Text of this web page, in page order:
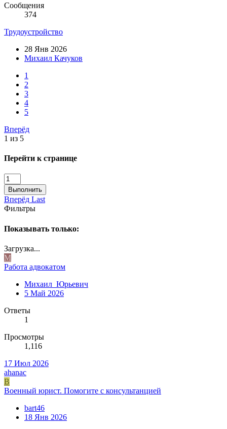
Сообщения
374
Трудоустройство
28 Янв 2026
Михаил Качуков
1
2
3
4
5
Вперёд
1 из 5
Перейти к странице
Выполнить
Вперёд Last
Фильтры
Показывать только:
Загрузка...
М
Работа адвокатом
Михаил_Юрьевич
5 Май 2026
Ответы
1
Просмотры
1,116
17 Июл 2026
ahanac
B
Военный юрист. Помогите с консультанцией
bart46
18 Янв 2026